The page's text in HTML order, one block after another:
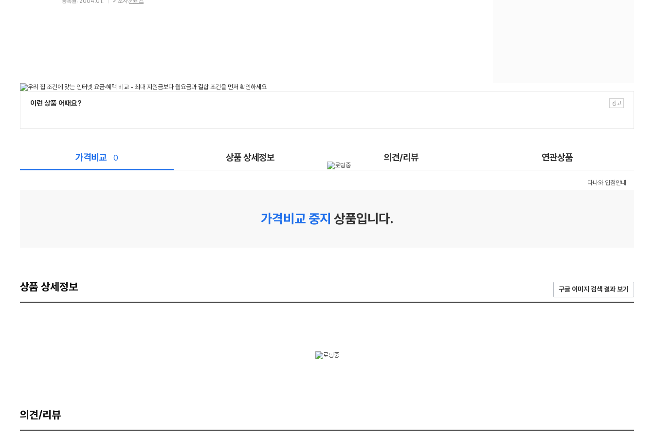
이런 상품 어때요?
가격비교 0 상품 상세정보 의견/리뷰 연관상품
다나와 입점안내
가격비교 중지 상품입니다.
상품 상세정보 구글 이미지 검색 결과 보기
의견/리뷰